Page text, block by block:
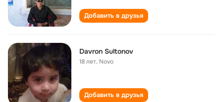
Добавить в друзья
Davron Sultonov
18 лет, Novo
Добавить в друзья